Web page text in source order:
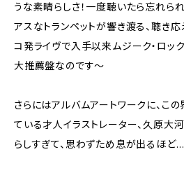
うな素晴らしさ！一度聴いたら忘れら
アスなトランペットが響き渡る、聴き
コ発ライヴで入手以来ムジーク・ロック
大推薦盤なのです〜
さらにはアルバムアートワークに、こ
ている才人イラストレーター、久原大
らしすぎて、思わずため息が出るほど…